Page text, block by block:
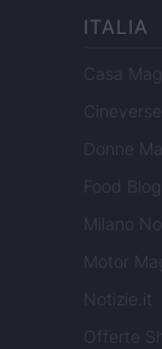
ITALIA
Casa
Donne
Food Blog
Milano
Motor
Notizie.it
Offerte